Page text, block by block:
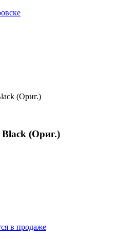
(Ориг.)
(Ориг.)
в продаже